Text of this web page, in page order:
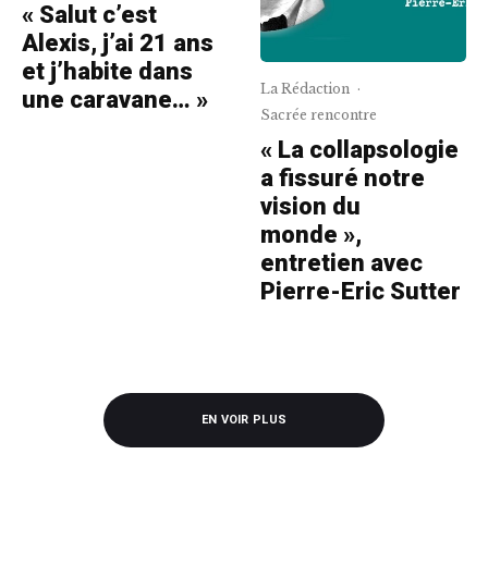
« Salut c’est
Alexis, j’ai 21 ans
et j’habite dans
une caravane… »
La Rédaction ·
Sacrée rencontre
« La collapsologie
a fissuré notre
vision du
monde »,
entretien avec
Pierre-Eric Sutter
EN VOIR PLUS